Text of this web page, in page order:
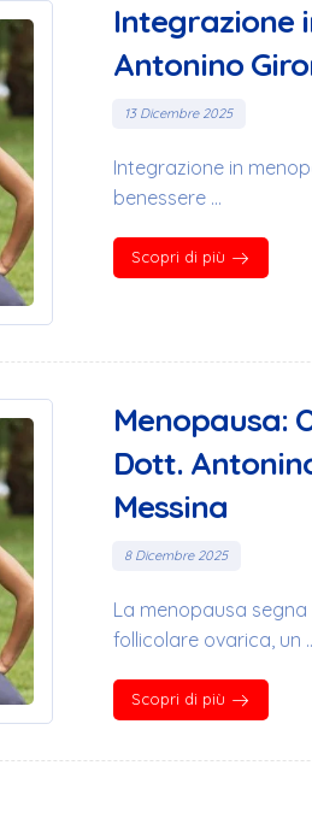
Integrazione
Antonino
13 Dicembre 2025
Integrazione in
benessere ...
Scopri di più
Menopausa:
Dott.
Messina
8 Dicembre 2025
La menopausa
follicolare ovarica, un
Scopri di più